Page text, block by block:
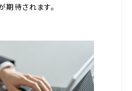
待されます。